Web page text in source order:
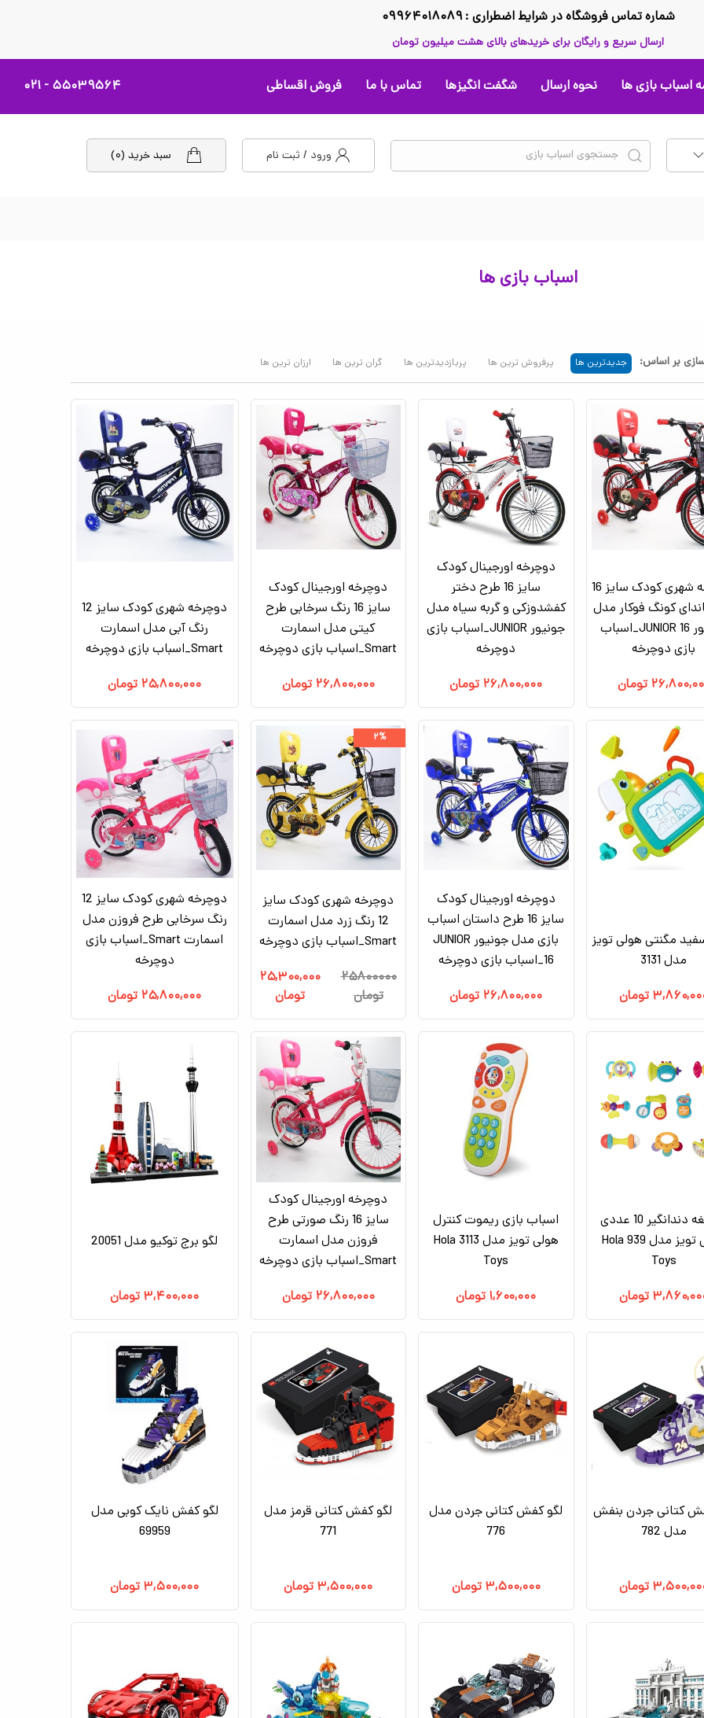
شماره تماس فروشگاه در شرایط اضطراری : ۰۹۹۶۴۰۱۸۰۸۹
ارسال سریع و رایگان برای خریدهای بالای هشت میلیون تومان
اسباب بازی ها نحوه ارسال شگفت انگیزها تماس با ما فروش اقساطی ۵۵۰۳۹۵۶۴ - ۰۲۱
ورود / ثبت نام سبد خرید (۰)
اسباب بازی ها
بر اساس: جدیدترین ها پرفروش ترین ها پربازدیدترین ها گران ترین ها ارزان ترین ها
دوچرخه شهری کودک سایز 16
کونگ‌ فوکار مدل
جونیور JUNIOR 16_اسباب
بازی دوچرخه
تومان
دوچرخه اورجینال کودک
سایز 16 طرح دختر
کفشدوزکی و گربه سیاه مدل
جونیور JUNIOR_اسباب بازی
دوچرخه
۲۶,۸۰۰,۰۰۰ تومان
دوچرخه اورجینال کودک
سایز 16 رنگ سرخابی طرح
کیتی مدل اسمارت
Smart_اسباب بازی دوچرخه
۲۶,۸۰۰,۰۰۰ تومان
دوچرخه شهری کودک سایز 12
رنگ آبی مدل اسمارت
Smart_اسباب بازی دوچرخه
۲۵,۸۰۰,۰۰۰ تومان
مگنتی هولی تویز
مدل 3131
تومان
دوچرخه اورجینال کودک
سایز 16 طرح داستان اسباب
بازی مدل جونیور JUNIOR
16_اسباب بازی دوچرخه
۲۶,۸۰۰,۰۰۰ تومان
۲%
دوچرخه شهری کودک سایز
12 رنگ زرد مدل اسمارت
Smart_اسباب بازی دوچرخه
۲۵۸۰۰۰۰۰
تومان
۲۵,۳۰۰,۰۰۰
تومان
دوچرخه شهری کودک سایز 12
رنگ سرخابی طرح فروزن مدل
اسمارت Smart_اسباب بازی
دوچرخه
۲۵,۸۰۰,۰۰۰ تومان
جغجغه دندانگیر 10 عددی
هولی تویز مدل 939 Hola
Toys
تومان
اسباب بازی ریموت کنترل
هولی تویز مدل 3113 Hola
Toys
۱,۶۰۰,۰۰۰تومان
دوچرخه اورجینال کودک
سایز 16 رنگ صورتی طرح
فروزن مدل اسمارت
Smart_اسباب بازی دوچرخه
۲۶,۸۰۰,۰۰۰ تومان
لگو برج توکیو مدل 20051
۳,۴۰۰,۰۰۰تومان
کتانی جردن بنفش
مدل 782
تومان
لگو کفش کتانی جردن مدل
776
۳,۵۰۰,۰۰۰ تومان
لگو کفش کتانی قرمز مدل
771
۳,۵۰۰,۰۰۰تومان
لگو کفش نایک کوبی مدل
69959
۳,۵۰۰,۰۰۰تومان